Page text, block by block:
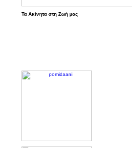
Τα Ακίνητα στη Ζωή μας